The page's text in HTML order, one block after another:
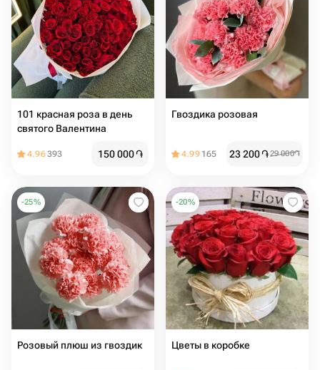
101 красная роза в день
святого Валентина
4.96393 150 000֏
Гвоздика розовая
4.99 165 23 200֏29 000֏
-25%
Розовый плюш из гвоздик
-20%
Цветы в коробке️️️